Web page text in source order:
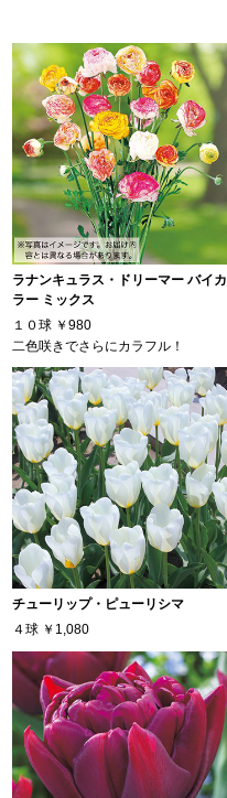
ラナンキュラス・ドリーマー バイカ
ラー ミックス
１０球 ￥980
二色咲きでさらにカラフル！
チューリップ・ピューリシマ
４球 ￥1,080